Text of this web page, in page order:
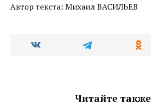
Автор текста: Михаил ВАСИЛЬЕВ
Читайте также